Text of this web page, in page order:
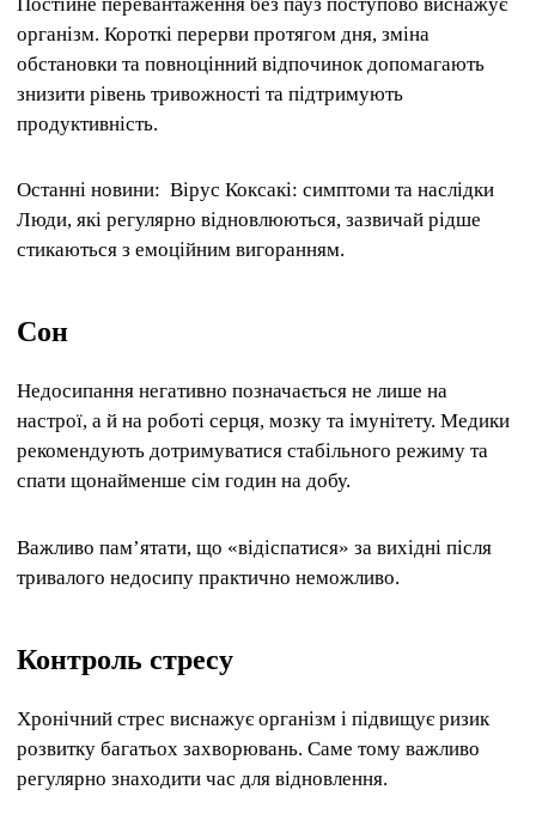
організм. Короткі перерви протягом дня, зміна
обстановки та повноцінний відпочинок допомагають
знизити рівень тривожності та підтримують
продуктивність.
Останні новини: Вірус Коксакі: симптоми та наслідки
Люди, які регулярно відновлюються, зазвичай рідше
стикаються з емоційним вигоранням.
Сон
Недосипання негативно позначається не лише на
настрої, а й на роботі серця, мозку та імунітету. Медики
рекомендують дотримуватися стабільного режиму та
спати щонайменше сім годин на добу.
Важливо пам’ятати, що «відіспатися» за вихідні після
тривалого недосипу практично неможливо.
Контроль стресу
Хронічний стрес виснажує організм і підвищує ризик
розвитку багатьох захворювань. Саме тому важливо
регулярно знаходити час для відновлення.